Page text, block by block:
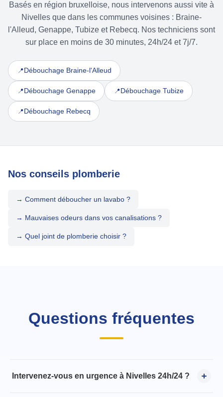
Basés en région bruxelloise, nous intervenons aussi vite à
Nivelles que dans les communes voisines : Braine-
l'Alleud, Genappe, Tubize et Rebecq. Nos techniciens sont
sur place en moins de 30 minutes, 24h/24 et 7j/7.
📍Débouchage Braine-l'Alleud
📍Débouchage Genappe 📍Débouchage Tubize
📍Débouchage Rebecq
Nos conseils plomberie
→ Comment déboucher un lavabo ?
→ Mauvaises odeurs dans vos canalisations ?
→ Quel joint de plomberie choisir ?
Questions fréquentes
Intervenez-vous en urgence à Nivelles 24h/24 ?